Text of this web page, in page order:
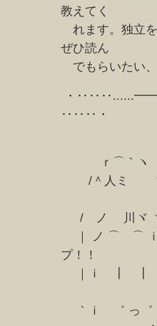
教えてく
れます。独立
ぜひ読ん
でもらいたい
・
‥‥‥・
ｒ⌒｀ヽ ♪♪
/
/ ノ
｜ ノ ⌒ ⌒ ｉ
プ！！
｜
｀ｉ